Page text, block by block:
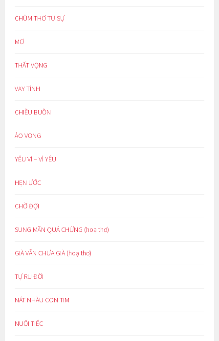
CHÙM THƠ TỰ SỰ
MƠ
THẤT VỌNG
VAY TÌNH
CHIỀU BUỒN
ẢO VỌNG
YÊU VÌ – VÌ YÊU
HẸN ƯỚC
CHỜ ĐỢI
SUNG MÃN QUÁ CHỪNG (hoạ thơ)
GIÀ VẪN CHƯA GIÀ (hoạ thơ)
TỰ RU ĐỜI
NÁT NHÀU CON TIM
NUỐI TIẾC